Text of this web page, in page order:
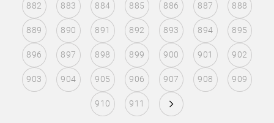
882 883 884 885 886 887 888
889 890 891 892 893 894 895
896 897 898 899 900 901 902
903 904 905 906 907 908 909
910 911